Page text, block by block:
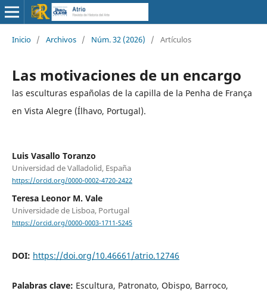
Inicio / Archivos / Núm. 32 (2026) / Artículos
Las motivaciones de un encargo
las esculturas españolas de la capilla de la Penha de França
en Vista Alegre (Ílhavo, Portugal).
Luis Vasallo Toranzo
Universidad de Valladolid, España
https://orcid.org/0000-0002-4720-2422
Teresa Leonor M. Vale
Universidade de Lisboa, Portugal
https://orcid.org/0000-0003-1711-5245
DOI: https://doi.org/10.46661/atrio.12746
Palabras clave: Escultura, Patronato, Obispo, Barroco,